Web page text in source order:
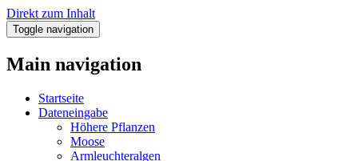
Direkt zum Inhalt
Toggle navigation
Main navigation
Startseite
Dateneingabe
Höhere Pflanzen
Moose
Armleuchteralgen